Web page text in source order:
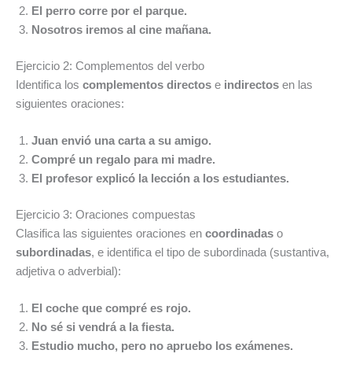
El perro corre por el parque.
Nosotros iremos al cine mañana.
Ejercicio 2: Complementos del verbo
Identifica los complementos directos e indirectos en las
siguientes oraciones:
Juan envió una carta a su amigo.
Compré un regalo para mi madre.
El profesor explicó la lección a los estudiantes.
Ejercicio 3: Oraciones compuestas
Clasifica las siguientes oraciones en coordinadas o
subordinadas, e identifica el tipo de subordinada (sustantiva,
adjetiva o adverbial):
El coche que compré es rojo.
No sé si vendrá a la fiesta.
Estudio mucho, pero no apruebo los exámenes.